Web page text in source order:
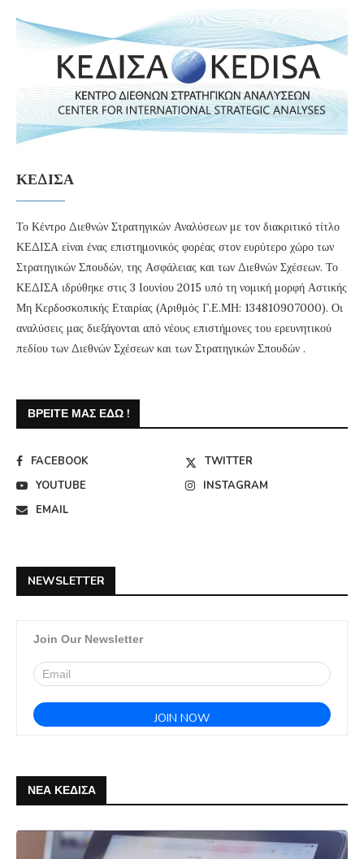
ΚΕΔΙΣΑ
Το Κέντρο Διεθνών Στρατηγικών Αναλύσεων με τον διακριτικό τίτλο
ΚΕΔΙΣΑ είναι ένας επιστημονικός φορέας στον ευρύτερο χώρο των
Στρατηγικών Σπουδών, της Ασφάλειας και των Διεθνών Σχέσεων. Το
ΚΕΔΙΣΑ ιδρύθηκε στις 3 Ιουνίου 2015 υπό τη νομική μορφή Αστικής
Μη Κερδοσκοπικής Εταιρίας (Αριθμός Γ.Ε.ΜΗ: 134810907000). Οι
αναλύσεις μας διεξάγονται από νέους επιστήμονες του ερευνητικού
πεδίου των Διεθνών Σχέσεων και των Στρατηγικών Σπουδών .
ΒΡΕΊΤΕ ΜΑΣ ΕΔΏ !
FACEBOOK
TWITTER
YOUTUBE
INSTAGRAM
EMAIL
NEWSLETTER
Join Our Newsletter
ΝΕΑ ΚΕΔΙΣΑ